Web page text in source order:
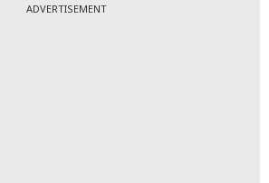
ADVERTISEMENT